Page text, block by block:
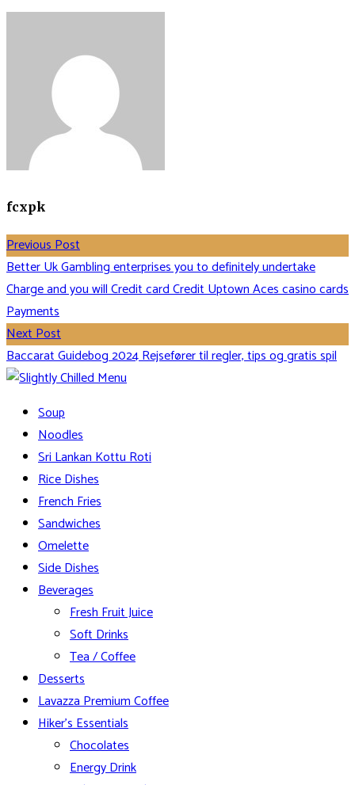
fcxpk
Previous Post
Better Uk Gambling enterprises you to definitely undertake
Charge and you will Credit card Credit Uptown Aces casino cards
Payments
Next Post
Baccarat Guidebog 2024 Rejsefører til regler, tips og gratis spil
Soup
Noodles
Sri Lankan Kottu Roti
Rice Dishes
French Fries
Sandwiches
Omelette
Side Dishes
Beverages
Fresh Fruit Juice
Soft Drinks
Tea / Coffee
Desserts
Lavazza Premium Coffee
Hiker’s Essentials
Chocolates
Energy Drink